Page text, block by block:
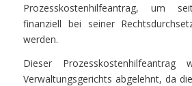
Prozesskostenhilfeantrag, um
finanziell bei seiner
werden.
Dieser Prozesskostenhilfeantrag
Verwaltungsgerichts abgelehnt, da